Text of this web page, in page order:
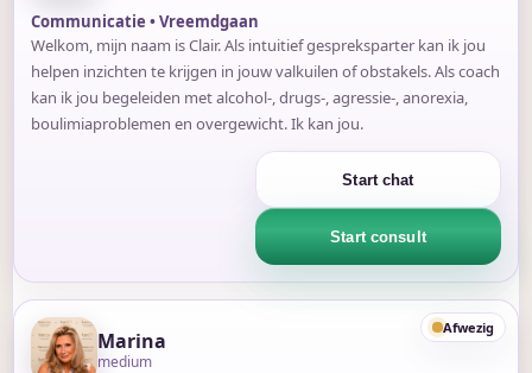
Communicatie • Vreemdgaan
Welkom, mijn naam is Clair. Als intuitief gespreksparter kan ik jou
helpen inzichten te krijgen in jouw valkuilen of obstakels. Als coach
kan ik jou begeleiden met alcohol-, drugs-, agressie-, anorexia,
boulimiaproblemen en overgewicht. Ik kan jou.
Start chat
Start consult
Afwezig
Marina
medium